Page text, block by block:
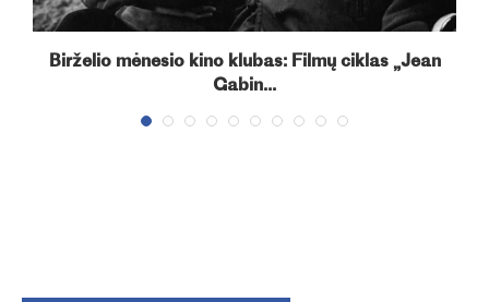
Birželio mėnesio kino klubas: Filmų ciklas „Jean
Gabin...